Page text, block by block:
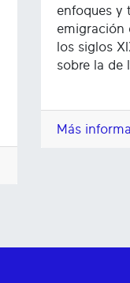
enfoques y
emigración
los siglos
sobre la de
Más